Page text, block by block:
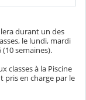
durant un des
le lundi, mardi
semaines).
classes à la Piscine
pris en charge par le